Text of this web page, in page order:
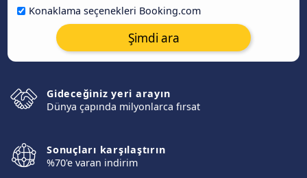
Konaklama seçenekleri Booking.com
Şimdi ara
Gideceğiniz yeri arayın
Dünya çapında milyonlarca fırsat
Sonuçları karşılaştırın
%70'e varan indirim